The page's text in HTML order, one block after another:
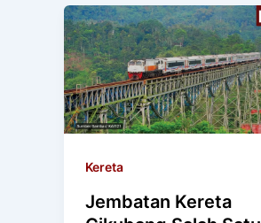
Kereta
Jembatan Kereta